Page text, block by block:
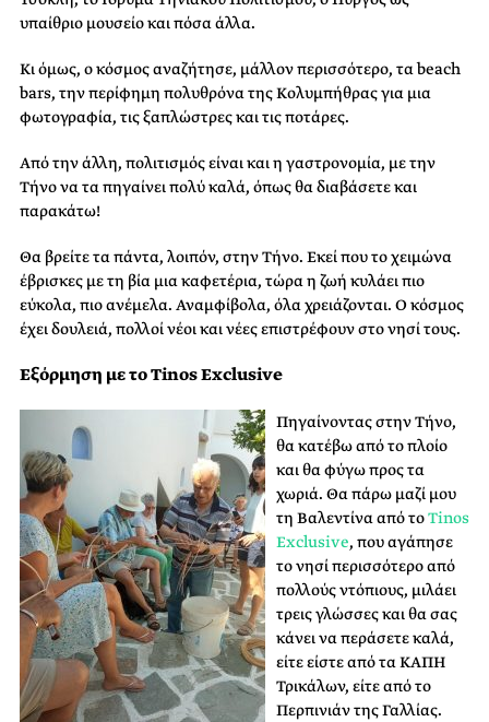
υπαίθριο μουσείο και πόσα άλλα.
Κι όμως, ο κόσμος αναζήτησε, μάλλον περισσότερο, τα beach
bars, την περίφημη πολυθρόνα της Κολυμπήθρας για μια
φωτογραφία, τις ξαπλώστρες και τις ποτάρες.
Από την άλλη, πολιτισμός είναι και η γαστρονομία, με την
Τήνο να τα πηγαίνει πολύ καλά, όπως θα διαβάσετε και
παρακάτω!
Θα βρείτε τα πάντα, λοιπόν, στην Τήνο. Εκεί που το χειμώνα
έβρισκες με τη βία μια καφετέρια, τώρα η ζωή κυλάει πιο
εύκολα, πιο ανέμελα. Αναμφίβολα, όλα χρειάζονται. Ο κόσμος
έχει δουλειά, πολλοί νέοι και νέες επιστρέφουν στο νησί τους.
Εξόρμηση με το Tinos Exclusive
Πηγαίνοντας στην Τήνο,
θα κατέβω από το πλοίο
και θα φύγω προς τα
χωριά. Θα πάρω μαζί μου
τη Βαλεντίνα από τοTinos
Exclusive, που αγάπησε
το νησί περισσότερο από
πολλούς ντόπιους, μιλάει
τρεις γλώσσες και θα σας
κάνει να περάσετε καλά,
είτε είστε από τα ΚΑΠΗ
Τρικάλων, είτε από το
Περπινιάν της Γαλλίας.